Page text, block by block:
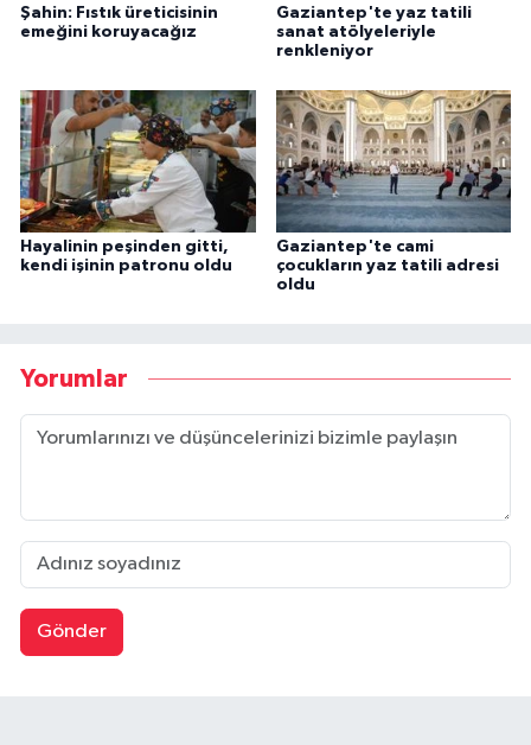
Şahin: Fıstık üreticisinin
emeğini koruyacağız
Gaziantep'te yaz tatili
sanat atölyeleriyle
renkleniyor
Hayalinin peşinden gitti,
kendi işinin patronu oldu
Gaziantep'te cami
çocukların yaz tatili adresi
oldu
Yorumlar
Gönder